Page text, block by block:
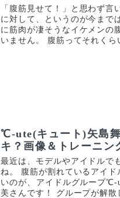
「腹筋見せて！」と思わず言
に対して、というのが今まで
に筋肉が凄そうなイケメンの
いません。 腹筋ってそれくら
℃-ute(キュート)矢島
キ？画像＆トレーニン
最近は、モデルやアイドルで
ね。 腹筋が割れているアイ
いのが、アイドルグループ
美さんです！ グループが解散